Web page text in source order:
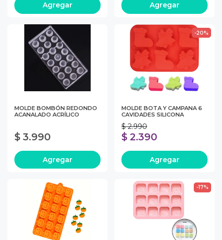
Agregar Agregar
MOLDE BOMBÓN REDONDO
ACANALADO ACRÍLICO
$ 3.990
Agregar
-20%
MOLDE BOTA Y CAMPANA 6
CAVIDADES SILICONA
$ 2.990
$ 2.390
Agregar
-17%